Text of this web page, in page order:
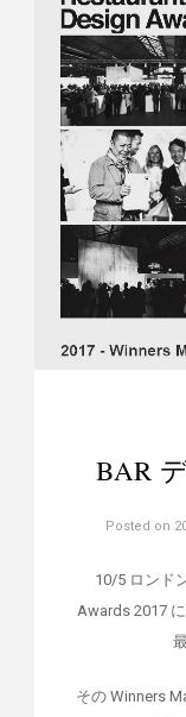
BAR
Posted on
10/5 ロンド
Awards 2017
その Winners